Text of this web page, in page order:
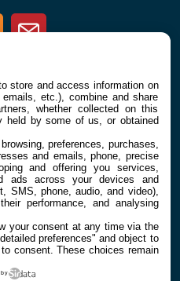
RSS Newsletter
À PROPOS
Contact
store and access information on
etc.), combine and share
whether collected on this
held by some of us, or obtained
preferences, purchases,
and emails, phone, precise
and offering you services,
ads across your devices and
SMS, phone, audio, and video),
performance, and analysing
your consent at any time via the
preferences" and object to
consent. These choices remain
by